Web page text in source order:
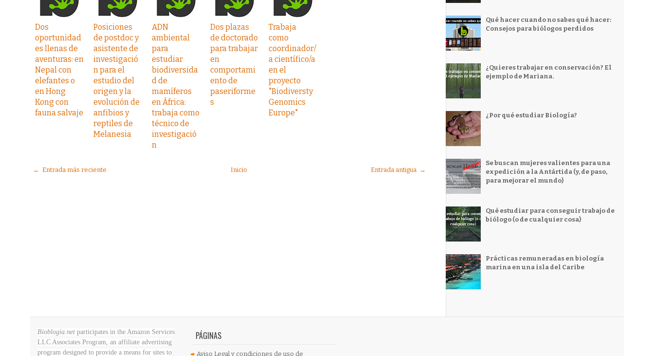
Dos
oportunidad
es llenas de
aventuras: en
Nepal con
elefantes o
en Hong
Kong con
fauna salvaje
Posiciones
de postdoc y
asistente de
investigació
n para el
estudio del
origen y la
evolución de
anfibios y
reptiles de
Melanesia
ADN
ambiental
para
estudiar
biodiversida
d de
mamíferos
en África:
trabaja como
técnico de
investigació
n
Dos plazas
de doctorado
para trabajar
en
comportami
ento de
paseriforme
s
Trabaja
como
coordinador/
a científico/a
en el
proyecto
"Biodiversty
Genomics
Europe"
← Entrada más reciente Entrada antigua →
Inicio
Qué hacer cuando no sabes qué hacer:
Consejos para biólogos perdidos
¿Quieres trabajar en conservación? El
ejemplo de Mariana.
¿Por qué estudiar Biología?
Se buscan mujeres valientes para una
expedición a la Antártida (y, de paso,
para mejorar el mundo)
Qué estudiar para conseguir trabajo de
biólogo (o de cualquier cosa)
Prácticas remuneradas en biología
marina en una isla del Caribe
Bioblogia.net participates in the Amazon Services
LLC Associates Program, an affiliate advertising
program designed to provide a means for sites to
PÁGINAS
Aviso Legal y condiciones de uso de